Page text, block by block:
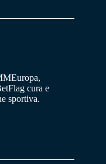
cura e
sportiva.